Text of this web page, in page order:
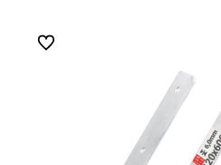
Zu Favoriten
Zu Favoriten